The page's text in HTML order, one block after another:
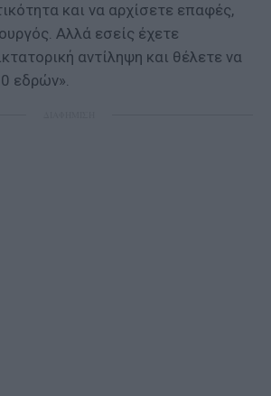
και να αρχίσετε επαφές,
Αλλά εσείς έχετε
αντίληψη και θέλετε να
εδρών».